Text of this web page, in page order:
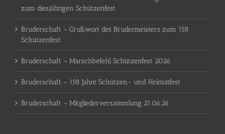
zum diesjährigen Schützenfest
Bruderschaft – Grußwort des Brudermeisters zum 158
Schützenfest
Bruderschaft – Marschbefehl Schützenfest 2026
Bruderschaft – 158 Jahre Schützen- und Heimatfest
Bruderschaft – Mitgliederversammlung 21.06.26